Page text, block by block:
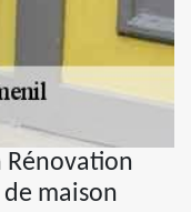
Rénovation
maison